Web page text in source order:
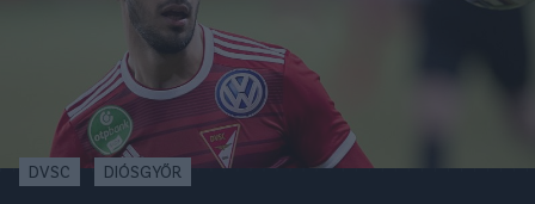
DVSC DIÓSGYŐR